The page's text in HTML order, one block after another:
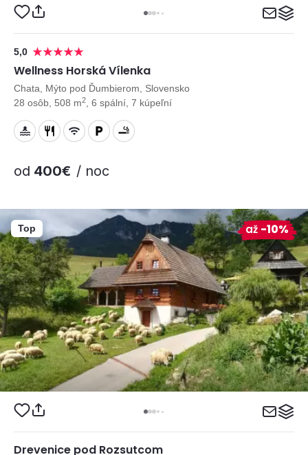
5,0
Wellness Horská Vílenka
Chata, Mýto pod Ďumbierom, Slovensko
28 osôb, 508 m2 , 6 spální, 7 kúpeľní
od 400€ / noc
Drevenice pod Rozsutcom
Top až -10%